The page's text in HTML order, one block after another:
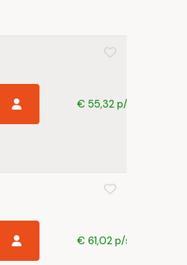
€ 55,32 p/s
€ 61,02 p/s